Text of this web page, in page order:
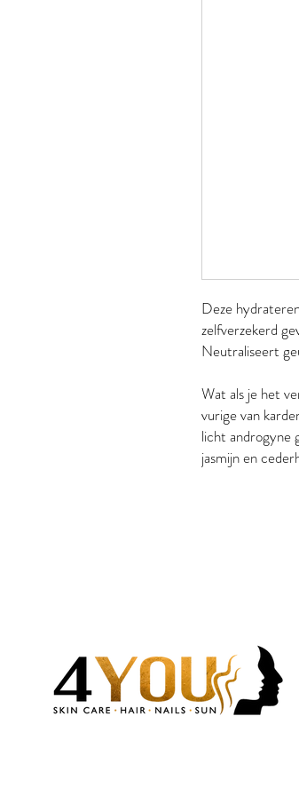
Deze
zelfverzekerd
Neutraliseert
Wat als je het
vurige van
licht androgyne
jasmijn en